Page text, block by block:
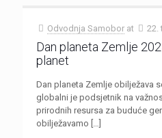
Odvodnja Samobor at 22.
Dan planeta Zemlje
planet
Dan planeta Zemlje obilježava
globalni je podsjetnik na
prirodnih resursa za buduće
obilježavamo […]